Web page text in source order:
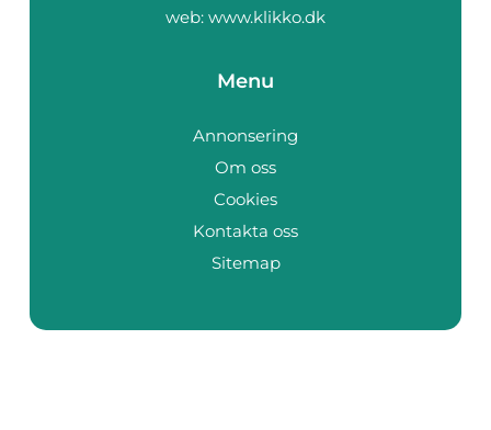
web: www.klikko.dk
Menu
Annonsering
Om oss
Cookies
Kontakta oss
Sitemap